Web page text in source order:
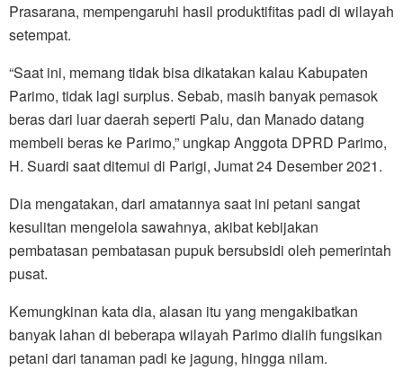
Prasarana, mempengaruhi hasil produktifitas padi di wilayah
setempat.
“Saat ini, memang tidak bisa dikatakan kalau Kabupaten
Parimo, tidak lagi surplus. Sebab, masih banyak pemasok
beras dari luar daerah seperti Palu, dan Manado datang
membeli beras ke Parimo,” ungkap Anggota DPRD Parimo,
H. Suardi saat ditemui di Parigi, Jumat 24 Desember 2021.
Dia mengatakan, dari amatannya saat ini petani sangat
kesulitan mengelola sawahnya, akibat kebijakan
pembatasan pembatasan pupuk bersubsidi oleh pemerintah
pusat.
Kemungkinan kata dia, alasan itu yang mengakibatkan
banyak lahan di beberapa wilayah Parimo dialih fungsikan
petani dari tanaman padi ke jagung, hingga nilam.